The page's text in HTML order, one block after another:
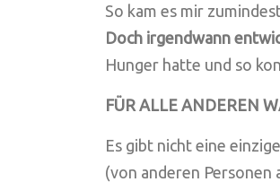
So kam es mir
Doch irgendwann
Hunger hatte und so
FÜR ALLE ANDEREN
Es gibt nicht eine
(von anderen Personen